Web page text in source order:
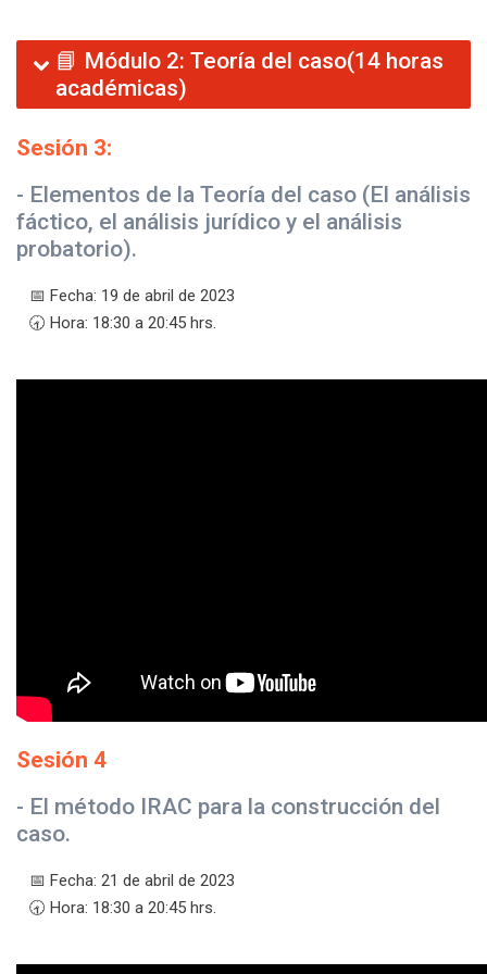
📘 Módulo 2: Teoría del caso(14 horas
académicas)
Sesión 3:
- Elementos de la Teoría del caso (El análisis
fáctico, el análisis jurídico y el análisis
probatorio).
📅 Fecha: 19 de abril de 2023
🕣 Hora: 18:30 a 20:45 hrs.
Sesión 4
- El método IRAC para la construcción del
caso.
📅 Fecha: 21 de abril de 2023
🕣 Hora: 18:30 a 20:45 hrs.